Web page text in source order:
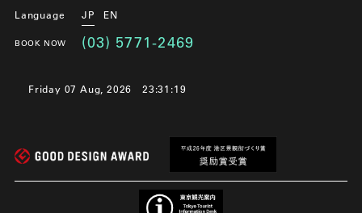
Language JP EN
BOOK NOW (03) 5771-2469
Friday 07 Aug, 2026 23:31:19